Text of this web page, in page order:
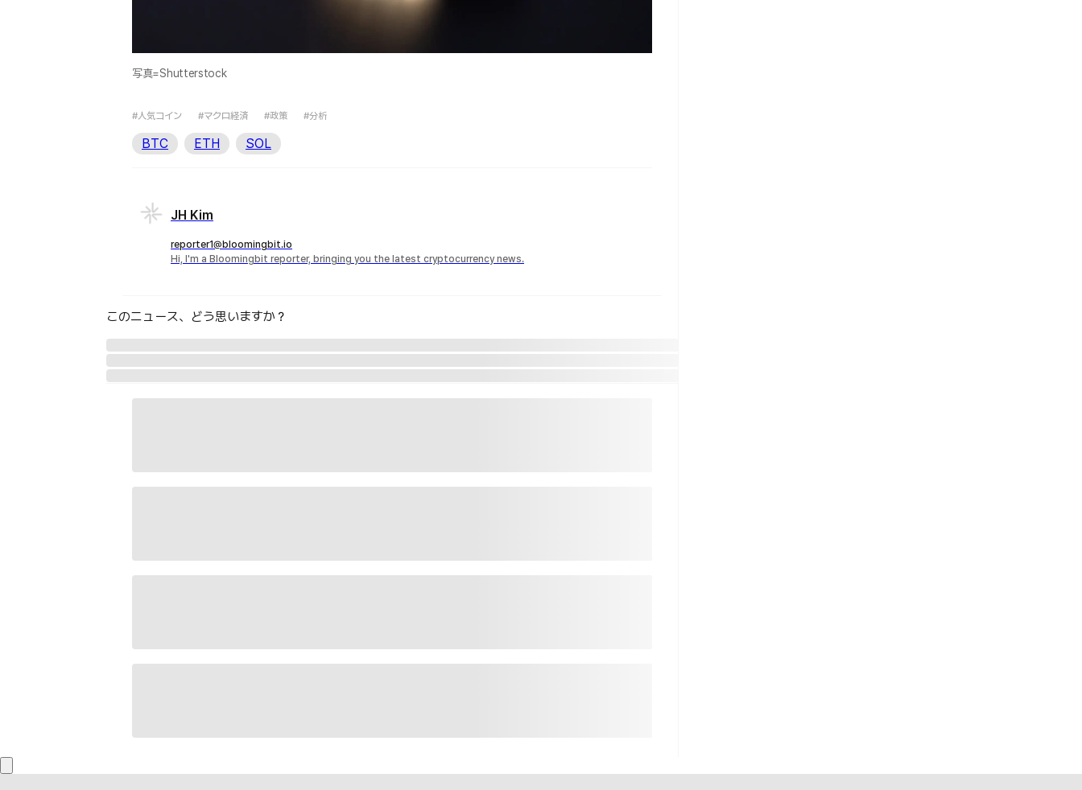
写真=Shutterstock
#人気コイン #マクロ経済 #政策 #分析
BTC ETH SOL
JH Kim
reporter1@bloomingbit.io
Hi, I'm a Bloomingbit reporter, bringing you the latest cryptocurrency news.
このニュース、どう思いますか？